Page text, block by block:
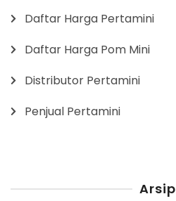
Daftar Harga Pertamini
Daftar Harga Pom Mini
Distributor Pertamini
Penjual Pertamini
Arsip